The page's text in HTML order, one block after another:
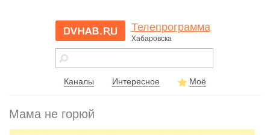
dvhab.ru - сайт
города
Телепрограмма
Хабаровска
Каналы Интересное Моё
Мама не горюй